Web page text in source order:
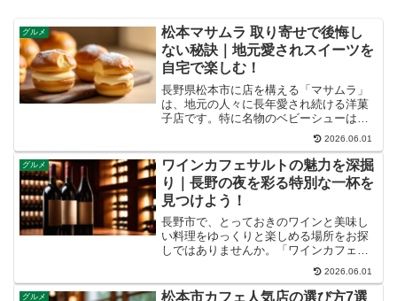
グルメ
松本マサムラ 取り寄せで後悔し
ない秘訣｜地元愛されスイーツを
自宅で楽しむ！
長野県松本市に店を構える「マサムラ」
は、地元の人々に長年愛され続ける洋菓
子店です。特に名物のベビーシューは、
その優しい甘さと口どけで、多くの人を
魅了してきました。この記事では、遠方
に住んでいてもマサムラの絶品スイーツ
を楽しめる「お取り寄せ」...
2026.06.01
グルメ
ワインカフェサルトの魅力を深掘
り｜長野の夜を彩る特別な一杯を
見つけよう！
長野市で、とっておきのワインと美味し
い料理をゆっくりと楽しめる場所をお探
しではありませんか。「ワインカフェサ
ルト」は、洗練された空間でソムリエ厳
選のワインと信州の恵みを活かした料理
が堪能できる、まさに大人の隠れ家で
2026.06.01
グルメ
松本市カフェ人気店の選び方7選